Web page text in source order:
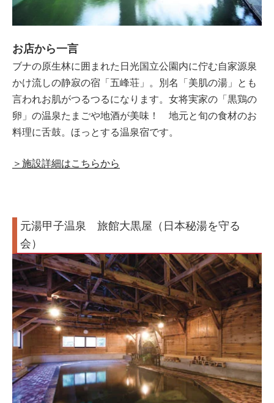
お店から一言
ブナの原生林に囲まれた日光国立公園内に佇む自家源泉
かけ流しの静寂の宿「五峰荘」。別名「美肌の湯」とも
言われお肌がつるつるになります。女将実家の「黒鶏の
卵」の温泉たまごや地酒が美味！ 地元と旬の食材のお
料理に舌鼓。ほっとする温泉宿です。
＞施設詳細はこちらから
元湯甲子温泉 旅館大黒屋（日本秘湯を守る
会）